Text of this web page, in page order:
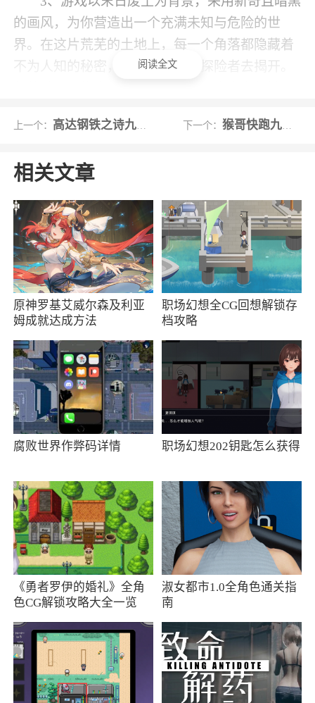
的画风，为你营造出一个充满未知与危险的世
界。在这片荒芜的土地上，每一个角落都隐藏着
不为人知的秘密，等待着勇敢的探险者去揭开。
发现珍贵的宝藏和线索
4、荒芜、苍凉等气息充满了末日，组建好你
的末日小队，好好在残酷的环境中生存下去
5、在末日废土的背景下，机甲研制和基因克
隆技术成为了你提升生存能力和战斗力的关键。
通过不断探索和研究，你将能够掌握这些高科技
技术，打造出属于自己的强大机甲和克隆体。这
些科技元素不仅丰富了游戏的内容，也为你提供
了更多的挑战和乐趣
6、加入军团，跟其他玩家一同战斗，协作为
军团的发展而努力，率领团员们成为最强的团队
小编评价
1、疯狂的阿尔法玩法还是很容易上手，好操
富，还有各种不同的任务，还是比较耐玩的，卡
牌与机甲叠加，这也是独一份了，还挺特别的！
机甲设计很独特，技能特效做得很炫酷
2、疯狂的阿尔法，一款充满荒凉画风，给玩
家沉浸体验的末日卡牌策略游戏，逆境重生，传
奇由你。收集卡牌，搭配队伍，组合站位，利用
巧妙的技能和机甲之间的配合消灭对手，赢得胜
利
更新日志
阅读全文
上一个： 高达钢铁之诗九游版 下一个： 猴哥快跑九游版
相关文章
原神罗基艾威尔森及利亚
姆成就达成方法
职场幻想全CG回想解锁存
档攻略
腐败世界作弊码详情 职场幻想202钥匙怎么获得
《勇者罗伊的婚礼》全角
色CG解锁攻略大全一览
淑女都市1.0全角色通关指
南